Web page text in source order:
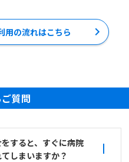
用の流れはこちら
質問
すると、すぐに病院
しまいますか？